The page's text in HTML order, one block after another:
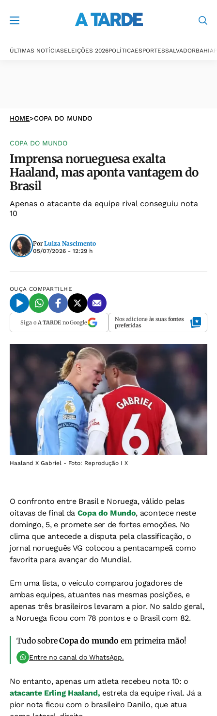
ÚLTIMAS NOTÍCIASELEIÇÕES 2026POLÍTICAESPORTESSALVADORBAHIA
HOME>COPA DO MUNDO
COPA DO MUNDO
Imprensa norueguesa exalta
Haaland, mas aponta vantagem do
Brasil
Apenas o atacante da equipe rival conseguiu nota
10
Por Luiza Nascimento
05/07/2026 - 12:29 h
OUÇA COMPARTILHE
Siga o A TARDEno Google Nos adicione às suas fontes
preferidas
Haaland X Gabriel - Foto: Reprodução I X
O confronto entre Brasil e Noruega, válido pelas
oitavas de final da Copa do Mundo, acontece neste
domingo, 5, e promete ser de fortes emoções. No
clima que antecede a disputa pela classificação, o
jornal norueguês VG colocou a pentacampeã como
favorita para avançar do Mundial.
Em uma lista, o veículo comparou jogadores de
ambas equipes, atuantes nas mesmas posições, e
apenas três brasileiros levaram a pior. No saldo geral,
a Noruega ficou com 78 pontos e o Brasil com 82.
Tudo sobreCopa do mundo em primeira mão!
Entre no canal do WhatsApp.
No entanto, apenas um atleta recebeu nota 10: o
atacante Erling Haaland, estrela da equipe rival. Já a
pior nota ficou com o brasileiro Danilo, que atua